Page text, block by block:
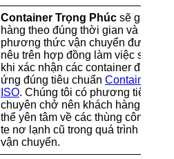
Container Trọng Phúc sẽ giao
hàng theo đúng thời gian và
phương thức vận chuyển được
nêu trên hợp đồng làm việc sau
khi xác nhận các container đáp
ứng đúng tiêu chuẩn Container
ISO. Chúng tôi có phương tiện
chuyên chở nên khách hàng có
thể yên tâm về các thùng công
te nơ lạnh cũ trong quá trình
vận chuyển.